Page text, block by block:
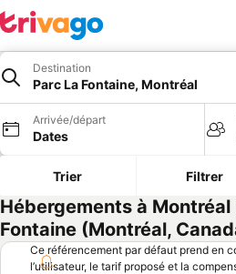
Destination
Parc La Fontaine, Montréal
Arrivée/départ
Dates
Trier Filtrer
Hébergements à Montréal
Fontaine (Montréal,
Ce référencement par défaut prend en
l’utilisateur, le tarif proposé et la